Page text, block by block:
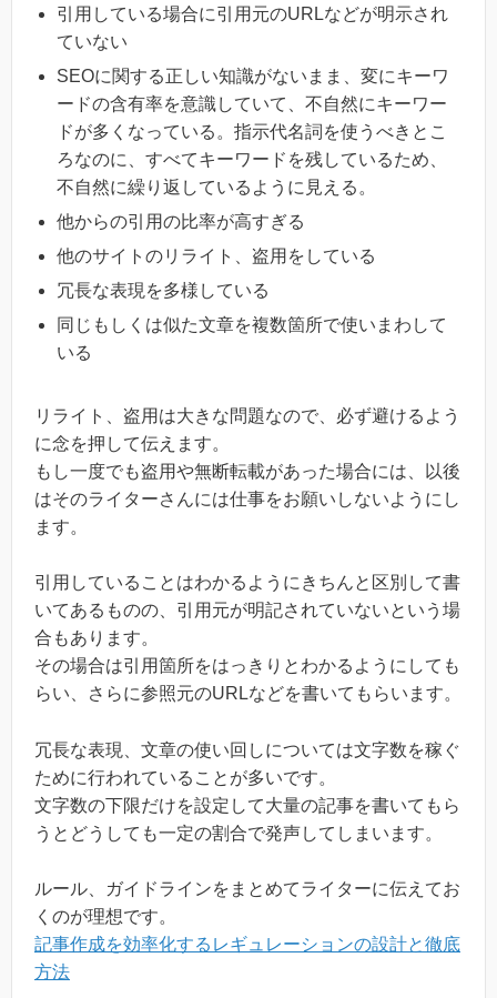
引用している場合に引用元のURLなどが明示され
ていない
SEOに関する正しい知識がないまま、変にキーワ
ードの含有率を意識していて、不自然にキーワー
ドが多くなっている。指示代名詞を使うべきとこ
ろなのに、すべてキーワードを残しているため、
不自然に繰り返しているように見える。
他からの引用の比率が高すぎる
他のサイトのリライト、盗用をしている
冗長な表現を多様している
同じもしくは似た文章を複数箇所で使いまわして
いる
リライト、盗用は大きな問題なので、必ず避けるよう
に念を押して伝えます。
もし一度でも盗用や無断転載があった場合には、以後
はそのライターさんには仕事をお願いしないようにし
ます。
引用していることはわかるようにきちんと区別して書
いてあるものの、引用元が明記されていないという場
合もあります。
その場合は引用箇所をはっきりとわかるようにしても
らい、さらに参照元のURLなどを書いてもらいます。
冗長な表現、文章の使い回しについては文字数を稼ぐ
ために行われていることが多いです。
文字数の下限だけを設定して大量の記事を書いてもら
うとどうしても一定の割合で発声してしまいます。
ルール、ガイドラインをまとめてライターに伝えてお
くのが理想です。
記事作成を効率化するレギュレーションの設計と徹底
方法